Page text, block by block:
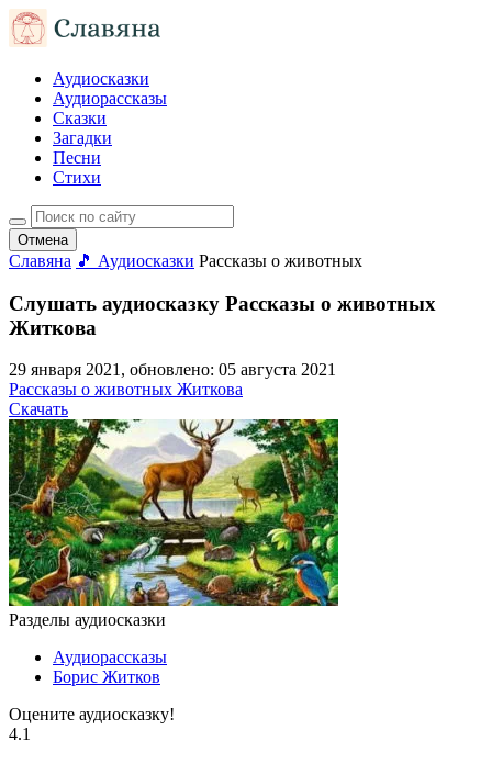
Аудиосказки
Аудиорассказы
Сказки
Загадки
Песни
Стихи
Отмена
Славяна 🎵 Аудиосказки Рассказы о животных
Слушать аудиосказку Рассказы о животных
Житкова
29 января 2021, обновлено: 05 августа 2021
Рассказы о животных Житкова
Скачать
Разделы аудиосказки
Аудиорассказы
Борис Житков
Оцените аудиосказку!
4.1